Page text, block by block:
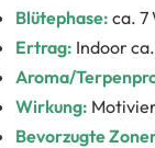
Blütephase: ca. 7
Ertrag: Indoor
Aroma/
Wirkung:
Bevorzugte